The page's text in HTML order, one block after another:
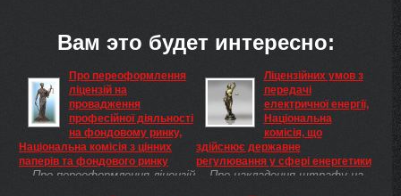
Вам это будет интересно:
Про переоформлення
ліцензій на
провадження
професійної діяльності
на фондовому ринку,
Національна комісія з цінних
паперів та фондового ринку
Про переоформлення ліцензій
Ліцензійних умов з
передачі
електричної енергії,
Національна
комісія, що
здійснює державне
регулювання у сфері енергетики
Про накладення штрафу на